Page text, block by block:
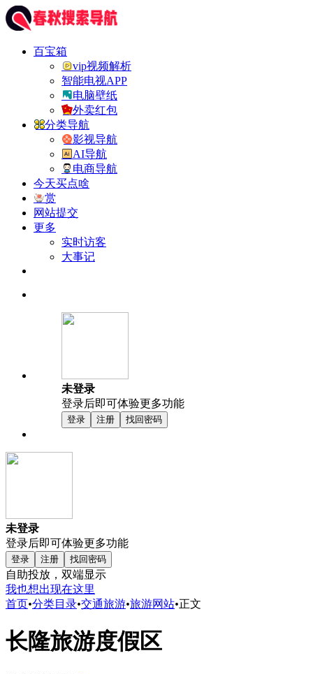
百宝箱
vip视频解析
智能电视APP
电脑壁纸
外卖红包
分类导航
影视导航
AI导航
电商导航
今天买点啥
赏
网站提交
更多
实时访客
大事记
未登录
登录后即可体验更多功能
登录 注册 找回密码
未登录
登录后即可体验更多功能
登录 注册 找回密码
自助投放，双端显示
我也想出现在这里
首页•分类目录•交通旅游•旅游网站•正文
长隆旅游度假区